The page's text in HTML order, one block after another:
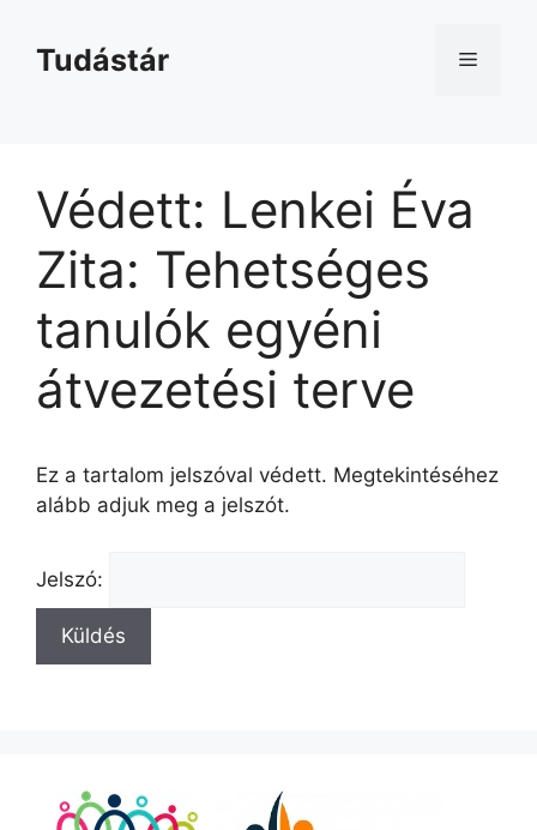
tartalomba
Tudástár Menü
Védett: Lenkei Éva
Zita: Tehetséges
tanulók egyéni
átvezetési terve
Ez a tartalom jelszóval védett. Megtekintéséhez
alább adjuk meg a jelszót.
Jelszó: